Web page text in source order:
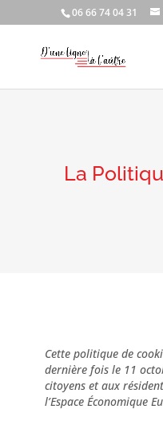
06 66 74 04 31
La
Cette politique de
dernière fois le 11
citoyens et aux
l’Espace Économique